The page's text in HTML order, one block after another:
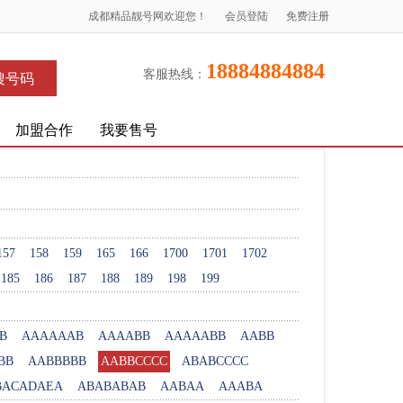
成都精品靓号网欢迎您！ 会员登陆 免费注册
号码 客服热线： 18884884884
加盟合作 我要售号
158 159 165 166 1700 1701
1702
185
186 187 188 189 198 199
AAAAAAB AAAABB AAAAABB
AABB
AABBBBB AABBCCCC
ABABCCCC
ABABABAB AABAA AAABA